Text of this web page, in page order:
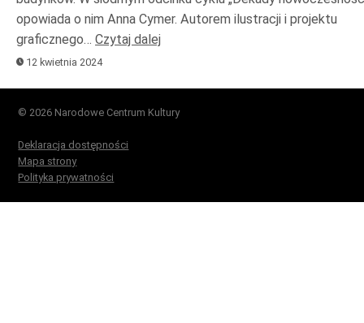
opowiada o nim Anna Cymer. Autorem ilustracji i projektu
graficznego… Czytaj dalej
12 kwietnia 2024
© 2026 Narodowe Centrum Kultury
Deklaracja dostępności
Mapa strony
Polityka prywatności